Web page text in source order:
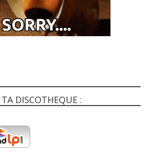
DISCOTHEQUE :